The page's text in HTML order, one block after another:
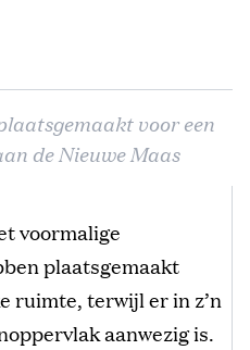
voor een
de Nieuwe Maas
voormalige
plaatsgemaakt
ruimte, terwijl er in z’n
aanwezig is.